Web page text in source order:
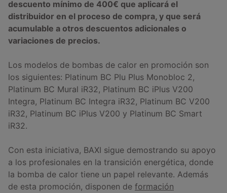
descuento mínimo de 400€ que aplicará el
distribuidor en el proceso de compra, y que será
acumulable a otros descuentos adicionales o
variaciones de precios.
Los modelos de bombas de calor en promoción son
los siguientes: Platinum BC Plu Plus Monobloc 2,
Platinum BC Mural iR32, Platinum BC iPlus V200
Integra, Platinum BC Integra iR32, Platinum BC V200
iR32, Platinum BC iPlus V200 y Platinum BC Smart
iR32.
Con esta iniciativa, BAXI sigue demostrando su apoyo
a los profesionales en la transición energética, donde
la bomba de calor tiene un papel relevante. Además
de esta promoción, disponen de formación